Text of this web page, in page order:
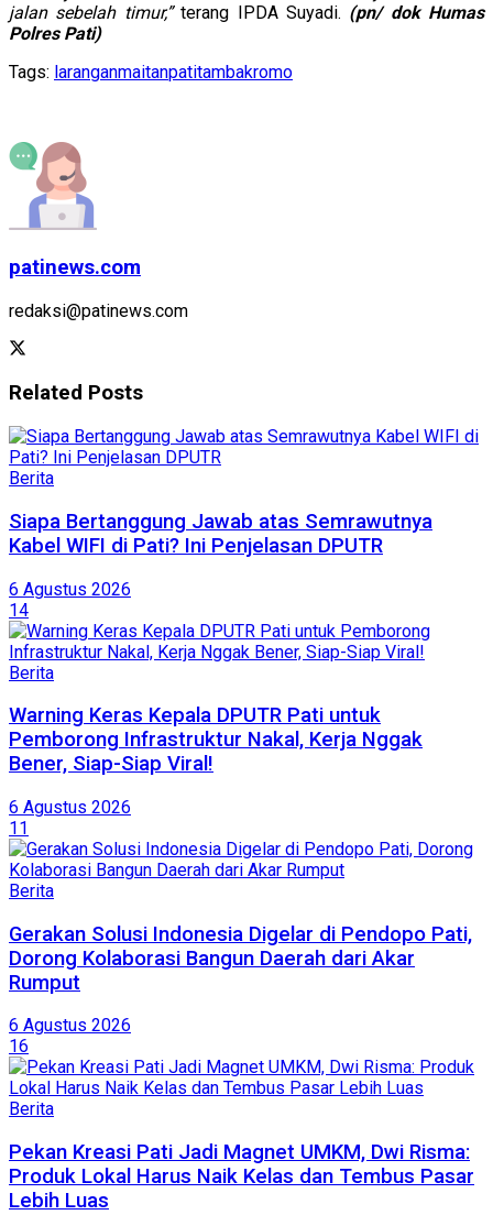
jalan sebelah timur,”terang IPDA Suyadi. (pn/ dok Humas
Polres Pati)
Tags: laranganmaitanpatitambakromo
patinews.com
redaksi@patinews.com
Related Posts
Berita
Siapa Bertanggung Jawab atas Semrawutnya
Kabel WIFI di Pati? Ini Penjelasan DPUTR
6 Agustus 2026
14
Berita
Warning Keras Kepala DPUTR Pati untuk
Pemborong Infrastruktur Nakal, Kerja Nggak
Bener, Siap-Siap Viral!
6 Agustus 2026
11
Berita
Gerakan Solusi Indonesia Digelar di Pendopo Pati,
Dorong Kolaborasi Bangun Daerah dari Akar
Rumput
6 Agustus 2026
16
Berita
Pekan Kreasi Pati Jadi Magnet UMKM, Dwi Risma:
Produk Lokal Harus Naik Kelas dan Tembus Pasar
Lebih Luas